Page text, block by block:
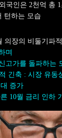
국인은 2천억 총
턴하는 모습
의장의 비둘기파
며
고가를 돌파하는
긴축 : 시장 유동
증가
10월 금리 인하